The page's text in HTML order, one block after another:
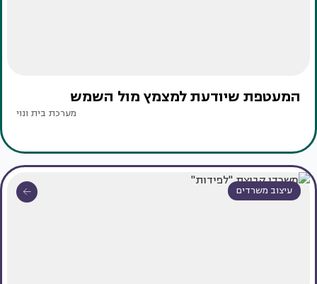
המעטפת שיודעת למצמץ מול השמש
מערכת בית ונוי
עיצוב משרדים